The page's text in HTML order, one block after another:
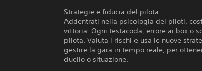
Strategie e fiducia del pilota
Addentrati nella psicologia dei piloti,
vittoria. Ogni testacoda, errore ai box o
pilota. Valuta i rischi e usa le nuove
gestire la gara in tempo reale, per
duello o situazione.